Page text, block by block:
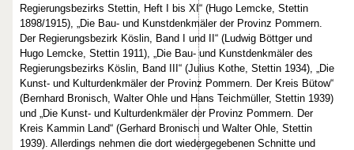
Regierungsbezirks Stettin, Heft I bis XI“ (Hugo Lemcke, Stettin
1898/1915), „Die Bau- und Kunstdenkmäler der Provinz Pommern.
Der Regierungsbezirk Köslin, Band I und II“ (Ludwig Böttger und
Hugo Lemcke, Stettin 1911), „Die Bau- und Kunstdenkmäler des
Regierungsbezirks Köslin, Band III“ (Julius Kothe, Stettin 1934), „Die
Kunst- und Kulturdenkmäler der Provinz Pommern. Der Kreis Bütow“
(Bernhard Bronisch, Walter Ohle und Hans Teichmüller, Stettin 1939)
und „Die Kunst- und Kulturdenkmäler der Provinz Pommern. Der
Kreis Kammin Land“ (Gerhard Bronisch und Walter Ohle, Stettin
1939). Allerdings nehmen die dort wiedergegebenen Schnitte und